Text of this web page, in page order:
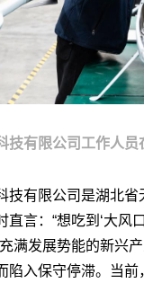
技有限公司工作人
技有限公司是湖北
直言：“想吃到‘大风
满发展势能的新兴
陷入保守停滞。当